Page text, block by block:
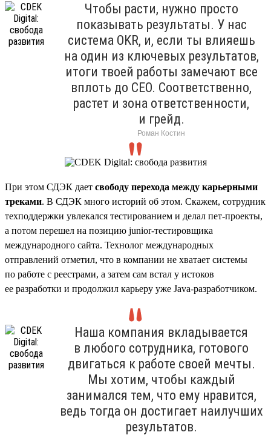
Чтобы расти, нужно просто
показывать результаты. У нас
система OKR, и, если ты влияешь
на один из ключевых результатов,
итоги твоей работы замечают все
вплоть до CEO. Соответственно,
растет и зона ответственности,
и грейд.
Роман Костин
При этом СДЭК дает свободу перехода между карьерными
треками. В СДЭК много историй об этом. Скажем, сотрудник
техподдержки увлекался тестированием и делал пет-проекты,
а потом перешел на позицию junior-тестировщика
международного сайта. Технолог международных
отправлений отметил, что в компании не хватает системы
по работе с реестрами, а затем сам встал у истоков
ее разработки и продолжил карьеру уже Java-разработчиком.
Наша компания вкладывается
в любого сотрудника, готового
двигаться к работе своей мечты.
Мы хотим, чтобы каждый
занимался тем, что ему нравится,
ведь тогда он достигает наилучших
результатов.